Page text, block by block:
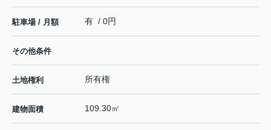
駐車場 / 月額 有 / 0円
その他条件
土地権利 所有権
建物面積 109.30㎡